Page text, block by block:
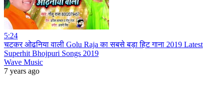
5:24
चटकर ओढनिया वाली Golu Raja का सबसे बड़ा हिट गाना 2019 Latest
Superhit Bhojpuri Songs 2019
Wave Music
7 years ago